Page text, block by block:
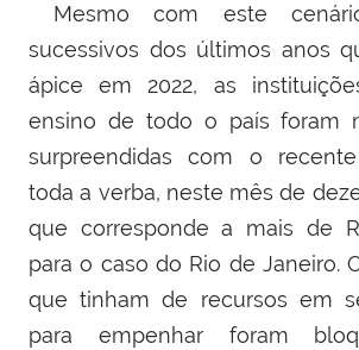
Mesmo com este
sucessivos dos últimos anos
ápice em 2022, as
ensino de todo o país foram
surpreendidas com o
toda a verba, neste mês de
que corresponde a mais de
para o caso do Rio de Janeiro.
que tinham de recursos em
para empenhar foram